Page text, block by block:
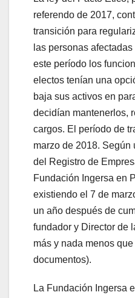
referendo de 2017,
transición para
las personas
este período los
electos tenían una
baja sus activos en
decidían mantenerlos,
cargos. El período de
marzo de 2018. Según
del Registro de
Fundación Ingersa en
existiendo el 7 de
un año después de
fundador y Director de
más y nada menos
documentos).
La Fundación Ingersa